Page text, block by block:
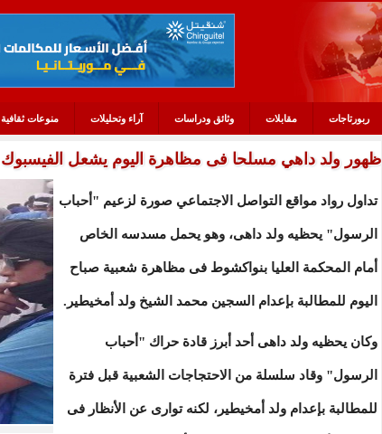
ربورتاجات مقابلات وثائق ودراسات آراء وتحليلات منوعات ثقافية
ظهور ولد داهي مسلحا فى مظاهرة اليوم يشعل الفيسبوك
تداول رواد مواقع التواصل الاجتماعي صورة لزعيم "أحباب
الرسول" يحظيه ولد داهى، وهو يحمل مسدسه الخاص
أمام المحكمة العليا بنواكشوط فى مظاهرة شعبية صباح
اليوم للمطالبة بإعدام السجين محمد الشيخ ولد أمخيطير.
وكان يحظيه ولد داهى أحد أبرز قادة حراك "أحباب
الرسول" وقاد سلسلة من الاحتجاجات الشعبية قبل فترة
للمطالبة بإعدام ولد أمخيطير، لكنه توارى عن الأنظار فى